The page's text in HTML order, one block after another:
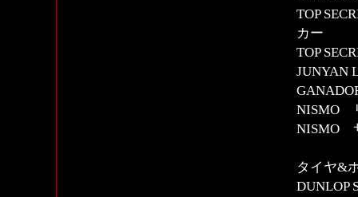
TOP
カー
TOP
JUNYAN
NISMO
NISMO
タイヤ&
DUNLOP